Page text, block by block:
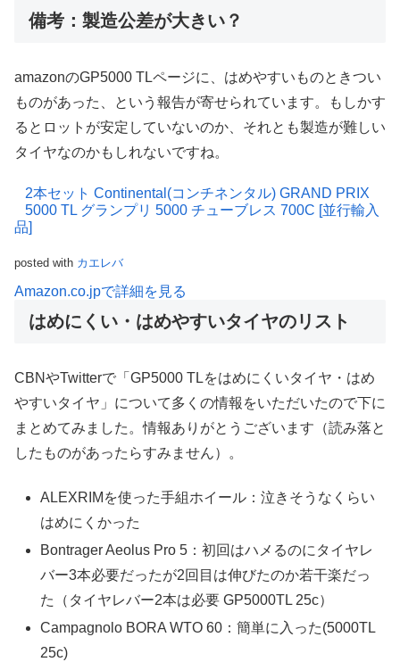
備考：製造公差が大きい？
amazonのGP5000 TLページに、はめやすいものときつい
ものがあった、という報告が寄せられています。もしかす
るとロットが安定していないのか、それとも製造が難しい
タイヤなのかもしれないですね。
2本セット Continental(コンチネンタル) GRAND PRIX
5000 TL グランプリ 5000 チューブレス 700C [並行輸入
品]
posted with カエレバ
Amazon.co.jpで詳細を見る
はめにくい・はめやすいタイヤのリスト
CBNやTwitterで「GP5000 TLをはめにくいタイヤ・はめ
やすいタイヤ」について多くの情報をいただいたので下に
まとめてみました。情報ありがとうございます（読み落と
したものがあったらすみません）。
ALEXRIMを使った手組ホイール：泣きそうなくらい
はめにくかった
Bontrager Aeolus Pro 5：初回はハメるのにタイヤレ
バー3本必要だったが2回目は伸びたのか若干楽だっ
た（タイヤレバー2本は必要 GP5000TL 25c）
Campagnolo BORA WTO 60：簡単に入った(5000TL
25c)